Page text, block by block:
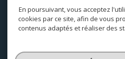
Nous
En poursuivant, vous acceptez
cookies par ce site, afin de vous
contenus adaptés et réaliser des